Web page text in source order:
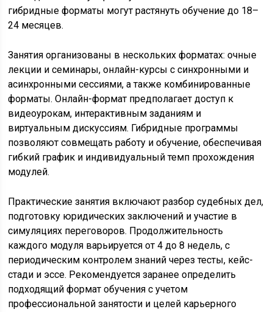
гибридные форматы могут растянуть обучение до 18–
24 месяцев.
Занятия организованы в нескольких форматах: очные
лекции и семинары, онлайн-курсы с синхронными и
асинхронными сессиями, а также комбинированные
форматы. Онлайн-формат предполагает доступ к
видеоурокам, интерактивным заданиям и
виртуальным дискуссиям. Гибридные программы
позволяют совмещать работу и обучение, обеспечивая
гибкий график и индивидуальный темп прохождения
модулей.
Практические занятия включают разбор судебных дел,
подготовку юридических заключений и участие в
симуляциях переговоров. Продолжительность
каждого модуля варьируется от 4 до 8 недель, с
периодическим контролем знаний через тесты, кейс-
стади и эссе. Рекомендуется заранее определить
подходящий формат обучения с учетом
профессиональной занятости и целей карьерного